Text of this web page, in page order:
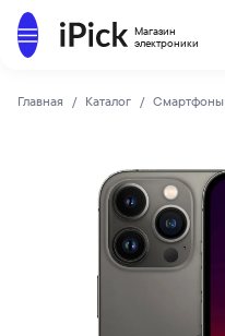
Магазин
электроники
Каталог
Главная Каталог Смартфоны